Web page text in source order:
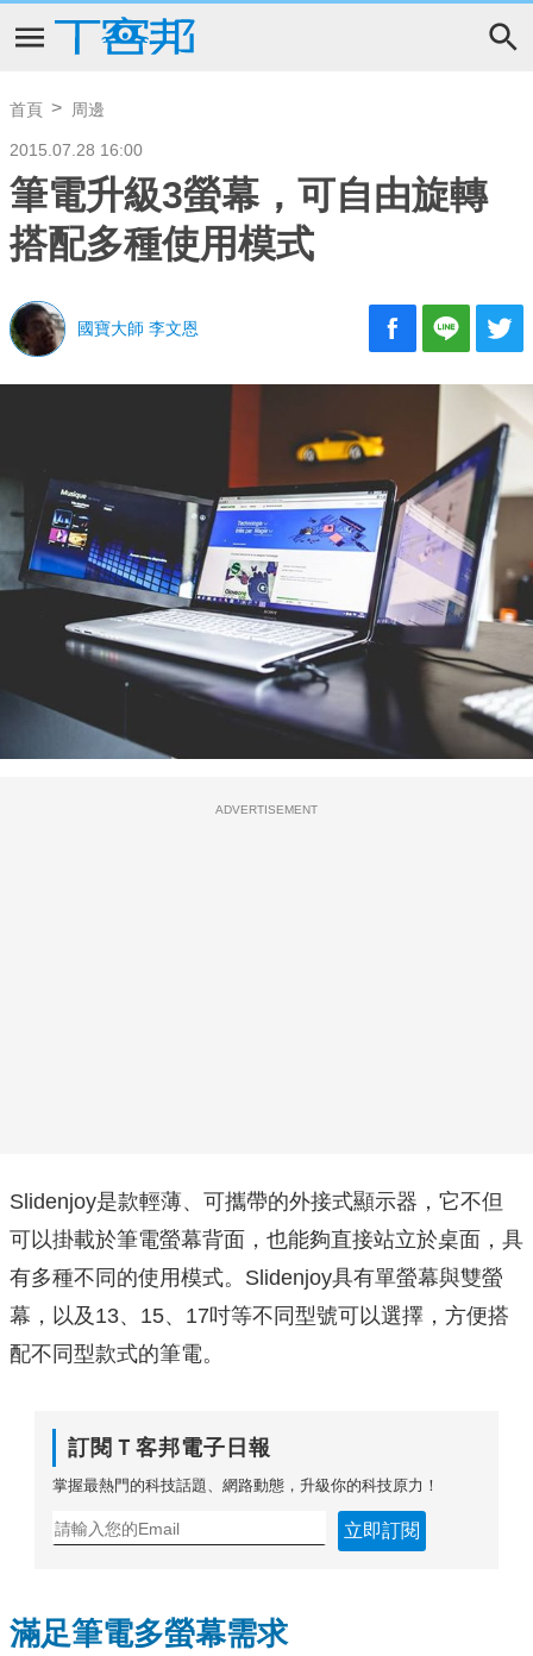
首頁 周邊
2015.07.28 16:00
筆電升級3螢幕，可自由旋轉
搭配多種使用模式
國寶大師 李文恩
ADVERTISEMENT
Slidenjoy是款輕薄、可攜帶的外接式顯示器，它不但
可以掛載於筆電螢幕背面，也能夠直接站立於桌面，具
有多種不同的使用模式。Slidenjoy具有單螢幕與雙螢
幕，以及13、15、17吋等不同型號可以選擇，方便搭
配不同型款式的筆電。
訂閱Ｔ客邦電子日報
掌握最熱門的科技話題、網路動態，升級你的科技原力！
立即訂閱
滿足筆電多螢幕需求